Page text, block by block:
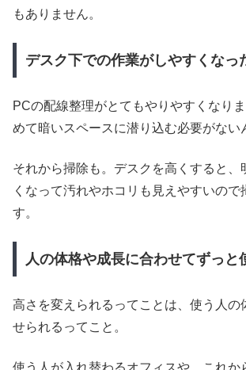
もありません。
デスク下での作業がしやすくなっ
PCの配線整理がとてもやりやすくなり
めて暗いスペースに潜り込む必要がない
それから掃除も。デスクを高くすると、
くなって汚れやホコリも見えやすいので
す。
人の体格や成長に合わせてずっと
高さを変えられるってことは、使う人の
せられるってこと。
使う人が入れ替わるオフィスや、これか